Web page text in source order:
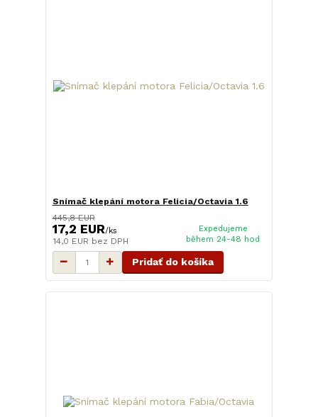
Snímač klepání motora Felicia/Octavia 1.6
445,8 EUR
17,2 EUR/ks
14,0 EUR bez DPH
Expedujeme
během 24-48 hod
Pridať do košíka